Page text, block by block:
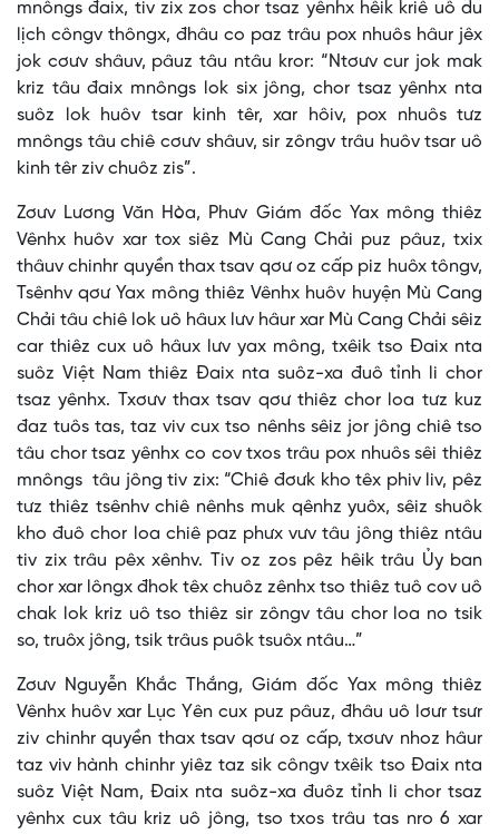
mnôngs đaix, tiv zix zos chor tsaz yênhx hêik kriê uô du
lịch côngv thôngx, đhâu co paz trâu pox nhuôs hâur jêx
jok cơưv shâuv, pâuz tâu ntâu kror: “Ntơưv cur jok mak
kriz tâu đaix mnôngs lok six jông, chor tsaz yênhx nta
suôz lok huôv tsar kinh têr, xar hôiv, pox nhuôs tưz
mnôngs tâu chiê cơưv shâuv, sir zôngv trâu huôv tsar uô
kinh têr ziv chuôz zis”.
Zơưv Lương Văn Hòa, Phưv Giám đốc Yax mông thiêz
Vênhx huôv xar tox siêz Mù Cang Chải puz pâuz, txix
thâuv chinhr quyền thax tsav qơư oz cấp piz huôx tôngv,
Tsênhv qơư Yax mông thiêz Vênhx huôv huyện Mù Cang
Chải tâu chiê lok uô hâux lưv hâur xar Mù Cang Chải sêiz
car thiêz cux uô hâux lưv yax mông, txêik tso Đaix nta
suôz Việt Nam thiêz Đaix nta suôz-xa đuô tỉnh li chor
tsaz yênhx. Txơưv thax tsav qơư thiêz chor loa tưz kuz
đaz tuôs tas, taz viv cux tso nênhs sêiz jor jông chiê tso
tâu chor tsaz yênhx co cov txos trâu pox nhuôs sêi thiêz
mnôngs tâu jông tiv zix: “Chiê đơưk kho têx phiv liv, pêz
tưz thiêz tsênhv chiê nênhs muk qênhz yuôx, sêiz shuôk
kho đuô chor loa chiê paz phưx vưv tâu jông thiêz ntâu
tiv zix trâu pêx xênhv. Tiv oz zos pêz hêik trâu Ủy ban
chor xar lôngx đhok têx chuôz zênhx tso thiêz tuô cov uô
chak lok kriz uô tso thiêz sir zôngv tâu chor loa no tsik
so, truôx jông, tsik trâus puôk tsuôx ntâu…”
Zơưv Nguyễn Khắc Thắng, Giám đốc Yax mông thiêz
Vênhx huôv xar Lục Yên cux puz pâuz, đhâu uô lơưr tsưr
ziv chinhr quyền thax tsav qơư oz cấp, txơưv nhoz hâur
taz viv hành chinhr yiêz taz sik côngv txêik tso Đaix nta
suôz Việt Nam, Đaix nta suôz-xa đuôz tỉnh li chor tsaz
yênhx cux tâu kriz uô jông, tso txos trâu tas nro 6 xar